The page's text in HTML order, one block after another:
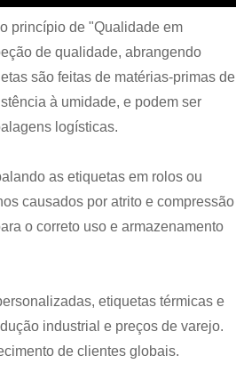
princípio de "Qualidade em
de qualidade, abrangendo
são feitas de matérias-primas de
à umidade, e podem ser
logísticas.
as etiquetas em rolos ou
causados ​​por atrito e compressão
o correto uso e armazenamento
etiquetas térmicas e
industrial e preços de varejo.
de clientes globais.